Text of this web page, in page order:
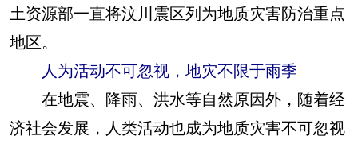
土资源部一直将汶川震区列为地质灾害防治重点
地区。
人为活动不可忽视，地灾不限于雨季
在地震、降雨、洪水等自然原因外，随着经
济社会发展，人类活动也成为地质灾害不可忽视